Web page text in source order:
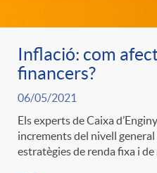
t
e
g
s
Inflació: com
financers?
06/05/2021
Els experts de Caixa
increments del nivell
estratègies de renda fixa i